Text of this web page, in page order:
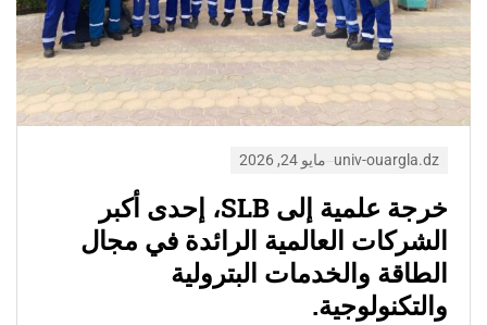
univ-ouargla.dz مايو 24, 2026
خرجة علمية إلى SLB، إحدى أكبر
الشركات العالمية الرائدة في مجال
الطاقة والخدمات البترولية
والتكنولوجية.